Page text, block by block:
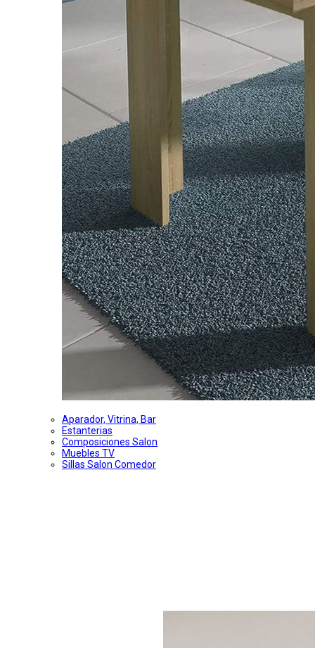
Aparador, Vitrina, Bar
Estanterias
Composiciones Salon
Muebles TV
Sillas Salon Comedor